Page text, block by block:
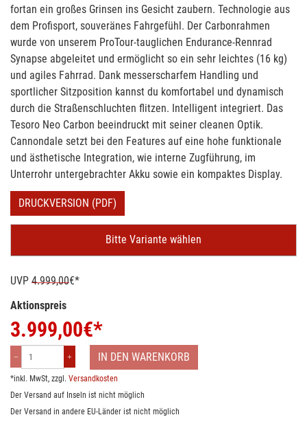
fortan ein großes Grinsen ins Gesicht zaubern. Technologie aus
dem Profisport, souveränes Fahrgefühl. Der Carbonrahmen
wurde von unserem ProTour-tauglichen Endurance-Rennrad
Synapse abgeleitet und ermöglicht so ein sehr leichtes (16 kg)
und agiles Fahrrad. Dank messerscharfem Handling und
sportlicher Sitzposition kannst du komfortabel und dynamisch
durch die Straßenschluchten flitzen. Intelligent integriert. Das
Tesoro Neo Carbon beeindruckt mit seiner cleanen Optik.
Cannondale setzt bei den Features auf eine hohe funktionale
und ästhetische Integration, wie interne Zugführung, im
Unterrohr untergebrachter Akku sowie ein kompaktes Display.
DRUCKVERSION (PDF)
Bitte Variante wählen
UVP 4.999,00€*
Aktionspreis
3.999,00€*
IN DEN WARENKORB
*inkl. MwSt, zzgl. Versandkosten
Der Versand auf Inseln ist nicht möglich
Der Versand in andere EU-Länder ist nicht möglich